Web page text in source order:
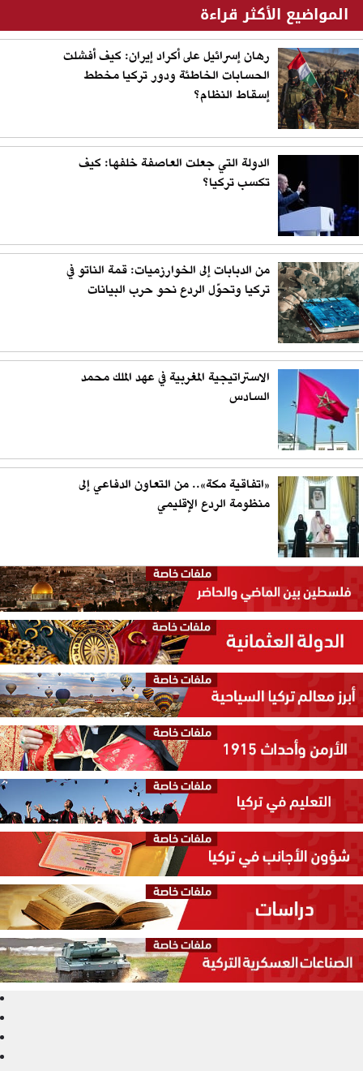
المواضيع الأكثر قراءة
رهان إسرائيل على أكراد إيران: كيف أفشلت
الحسابات الخاطئة ودور تركيا مخطط
إسقاط النظام؟
الدولة التي جعلت العاصفة خلفها: كيف
تكسب تركيا؟
من الدبابات إلى الخوارزميات: قمة الناتو في
تركيا وتحوّل الردع نحو حرب البيانات
الاستراتيجية المغربية في عهد الملك محمد
السادس
«اتفاقية مكة».. من التعاون الدفاعي إلى
منظومة الردع الإقليمي